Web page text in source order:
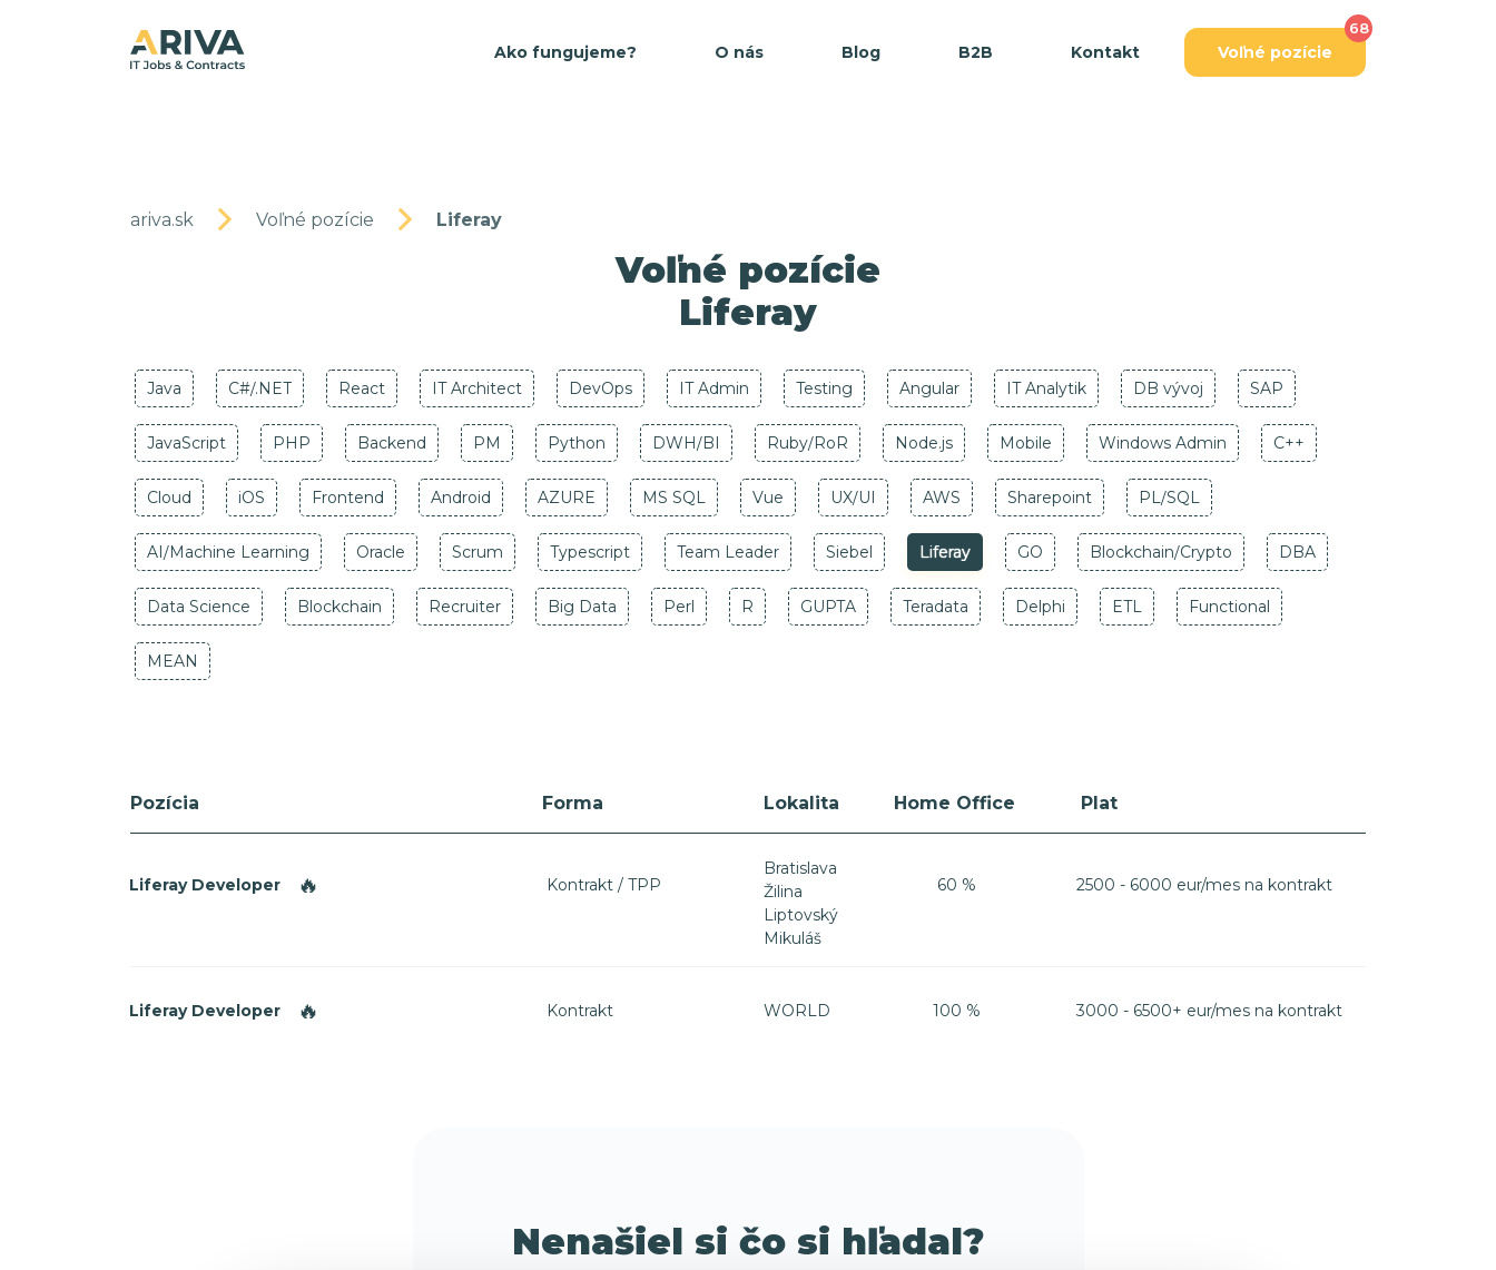
Ako fungujeme? O nás Blog B2B Kontakt Voľné pozície
68
ariva.sk Voľné pozície Liferay
Voľné pozície
Liferay
Java C#/.NET React IT Architect DevOps IT Admin Testing Angular IT Analytik DB vývoj SAP
JavaScript PHP Backend PM Python DWH/BI Ruby/RoR Node.js Mobile Windows Admin C++
Cloud iOS Frontend Android AZURE MS SQL Vue UX/UI AWS Sharepoint PL/SQL
AI/Machine Learning Oracle Scrum Typescript Team Leader Siebel Liferay GO Blockchain/Crypto DBA
Data Science Blockchain Recruiter Big Data Perl R GUPTA Teradata Delphi ETL Functional
MEAN
Pozícia Forma Lokalita Home Office Plat
Liferay Developer 🔥 Kontrakt / TPP
Bratislava
Žilina
Liptovský
Mikuláš
60 % 2500 - 6000 eur/mes na kontrakt
Liferay Developer 🔥 Kontrakt WORLD 100 % 3000 - 6500+ eur/mes na kontrakt
Nenašiel si čo si hľadal?